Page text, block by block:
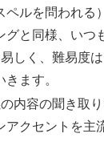
ペルを問われる
グと同様、いつ
しく、難易度
ます。
内容の聞き取
クセントを主